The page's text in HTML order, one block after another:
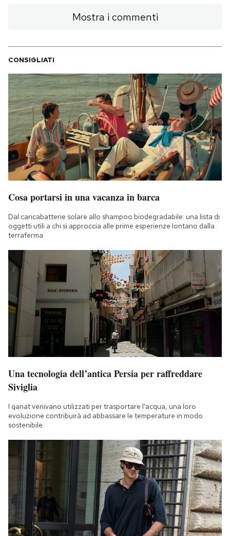
Mostra i commenti
CONSIGLIATI
Cosa portarsi in una vacanza in barca
Dal caricabatterie solare allo shampoo biodegradabile: una lista di
oggetti utili a chi si approccia alle prime esperienze lontano dalla
terraferma
Una tecnologia dell’antica Persia per raffreddare
Siviglia
I qanat venivano utilizzati per trasportare l'acqua, una loro
evoluzione contribuirà ad abbassare le temperature in modo
sostenibile